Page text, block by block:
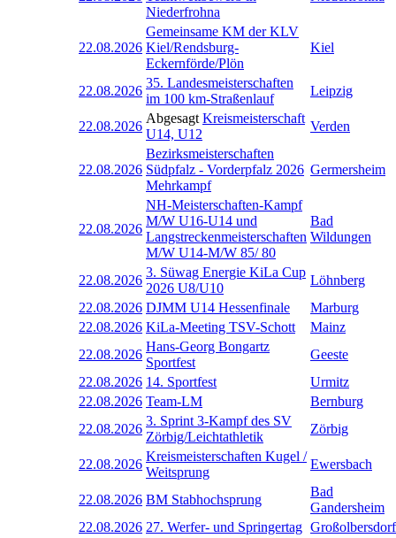
Niederfrohna
22.08.2026
Gemeinsame KM der KLV
Kiel/Rendsburg-
Eckernförde/Plön
Kiel
22.08.2026
35. Landesmeisterschaften
im 100 km-Straßenlauf
Leipzig
22.08.2026
Abgesagt Kreismeisterschaft
U14, U12
Verden
22.08.2026
Bezirksmeisterschaften
Südpfalz - Vorderpfalz 2026
Mehrkampf
Germersheim
22.08.2026
NH-Meisterschaften-Kampf
M/W U16-U14 und
Langstreckenmeisterschaften
M/W U14-M/W 85/ 80
Bad
Wildungen
22.08.2026
3. Süwag Energie KiLa Cup
2026 U8/U10
Löhnberg
22.08.2026 DJMM U14 Hessenfinale
Marburg
22.08.2026 KiLa-Meeting TSV-Schott
Mainz
22.08.2026
Hans-Georg Bongartz
Sportfest
Geeste
22.08.2026 14. Sportfest
Urmitz
22.08.2026 Team-LM
Bernburg
22.08.2026
3. Sprint 3-Kampf des SV
Zörbig/Leichtathletik
Zörbig
22.08.2026
Kreismeisterschaften Kugel /
Weitsprung
Ewersbach
22.08.2026 BM Stabhochsprung
Bad
Gandersheim
22.08.2026 27. Werfer- und Springertag Großolbersdorf